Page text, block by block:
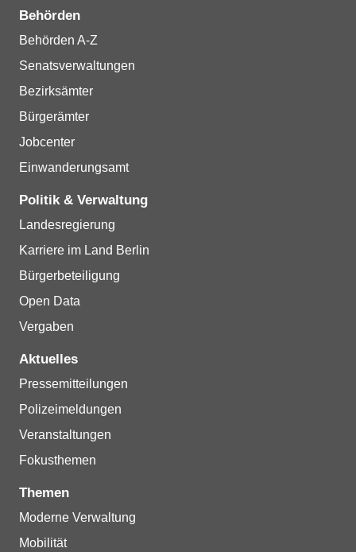
Behörden
Behörden A-Z
Senatsverwaltungen
Bezirksämter
Bürgerämter
Jobcenter
Einwanderungsamt
Politik & Verwaltung
Landesregierung
Karriere im Land Berlin
Bürgerbeteiligung
Open Data
Vergaben
Aktuelles
Pressemitteilungen
Polizeimeldungen
Veranstaltungen
Fokusthemen
Themen
Moderne Verwaltung
Mobilität